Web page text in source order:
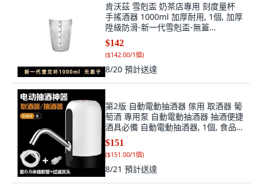
肯沃茲 雪剋盃 奶茶店專用 刻度量杯
手搖酒器 1000ml 加厚耐用, 1個, 加厚
陞級防滑-新一代雪剋盃-無蓋
子,500ml-加厚材質-經久耐用, 新一代
雪剋盃無蓋子, 500ml
$142
($142.00/1個)
8/20 預計送達
第2版 自動電動抽酒器 傢用 取酒器 葡
萄酒 專用泵 自動電動抽酒器 抽酒便捷
酒具必備 自動電動抽酒器, 1個, 食品級
材質 酒墰不用搬 現抽現喝,單泵基礎
款-0.3米細硅膠管
$151
($151.00/1個)
8/21 預計送達